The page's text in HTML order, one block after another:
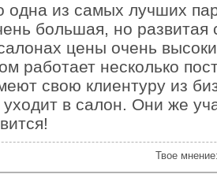
одна из самых лучших
большая, но развитая
цены очень
работает несколько
свою клиентуру из
уходит в салон. Они же
Твое